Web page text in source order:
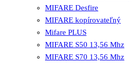
MIFARE Desfire
MIFARE kopírovateľný
Mifare PLUS
MIFARE S50 13,56 Mhz
MIFARE S70 13,56 Mhz